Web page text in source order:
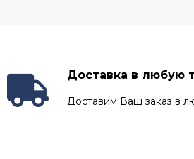
Доставка в любую
Доставим Ваш заказ в